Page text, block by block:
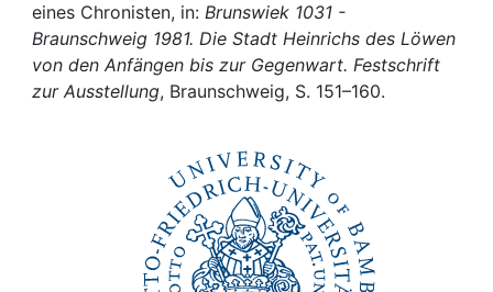
Awards
My FIS
eines Chronisten, in: Brunswiek 1031 -
Braunschweig 1981. Die Stadt Heinrichs des Löwen
von den Anfängen bis zur Gegenwart. Festschrift
zur Ausstellung, Braunschweig, S. 151–160.